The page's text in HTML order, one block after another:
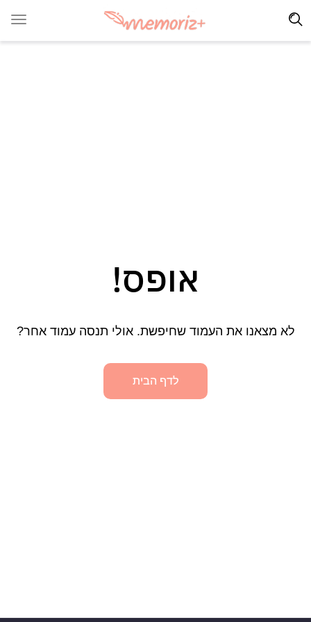
אופס!
לא מצאנו את העמוד שחיפשת. אולי תנסה עמוד אחר?
לדף הבית